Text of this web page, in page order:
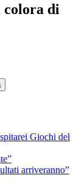
colora di
Giochi del
arriveranno”